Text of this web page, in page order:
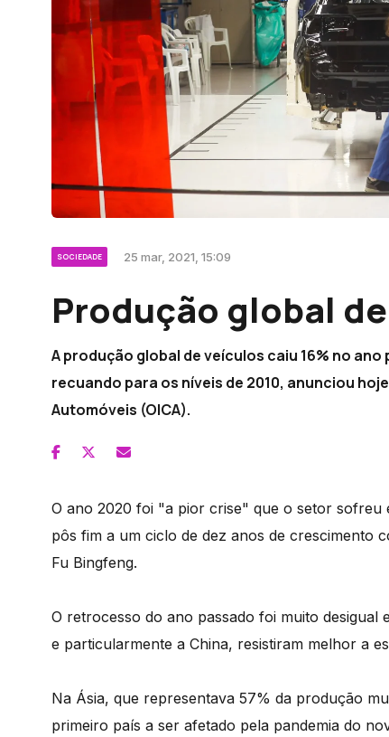
SOCIEDADE 25 mar, 2021, 15:09
Produção global
A produção global de veículos caiu 16% no
recuando para os níveis de 2010, anunciou
Automóveis (OICA).
O ano 2020 foi "a pior crise" que o setor sofreu
pôs fim a um ciclo de dez anos de crescimento
Fu Bingfeng.
O retrocesso do ano passado foi muito
e particularmente a China, resistiram melhor a
Na Ásia, que representava 57% da produção
primeiro país a ser afetado pela pandemia do